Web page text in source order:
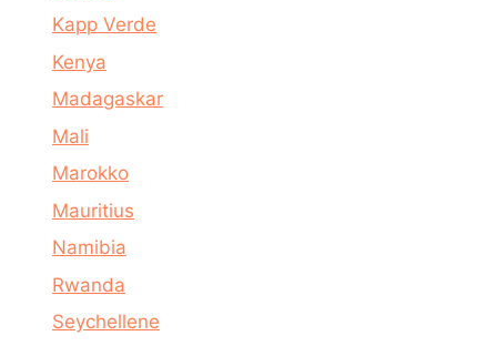
Kapp Verde
Kenya
Madagaskar
Mali
Marokko
Mauritius
Namibia
Rwanda
Seychellene